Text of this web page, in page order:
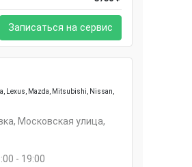
Записаться на сервис
Lexus, Mazda, Mitsubishi, Nissan,
Московская улица,
- 19:00